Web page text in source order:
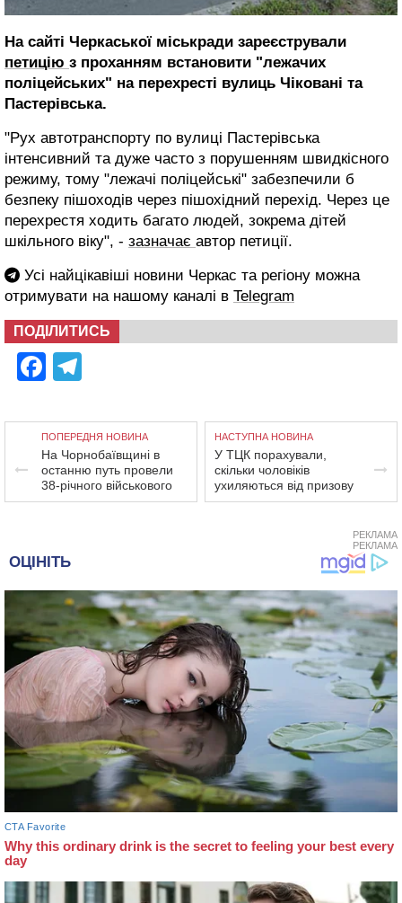
На сайті Черкаської міськради зареєстрували
петицію з проханням встановити "лежачих
поліцейських" на перехресті вулиць Чіковані та
Пастерівська.
"Рух автотранспорту по вулиці Пастерівська
інтенсивний та дуже часто з порушенням швидкісного
режиму, тому "лежачі поліцейські" забезпечили б
безпеку пішоходів через пішохідний перехід. Через це
перехрестя ходить багато людей, зокрема дітей
шкільного віку", - зазначає автор петиції.
Усі найцікавіші новини Черкас та регіону можна
отримувати на нашому каналі в Telegram
ПОДІЛИТИСЬ
Facebook
ПОПЕРЕДНЯ НОВИНА
На Чорнобаївщині в
останню путь провели
38-річного військового
НАСТУПНА НОВИНА
У ТЦК порахували,
скільки чоловіків
ухиляються від призову
РЕКЛАМА
РЕКЛАМА